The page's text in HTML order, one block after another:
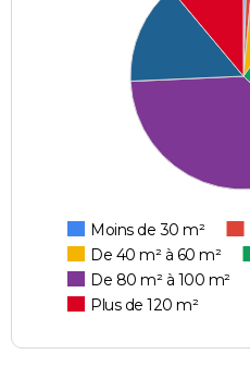
Moins de 30 m²
De 40 m² à 60 m²
De 80 m² à 100 m²
Plus de 120 m²